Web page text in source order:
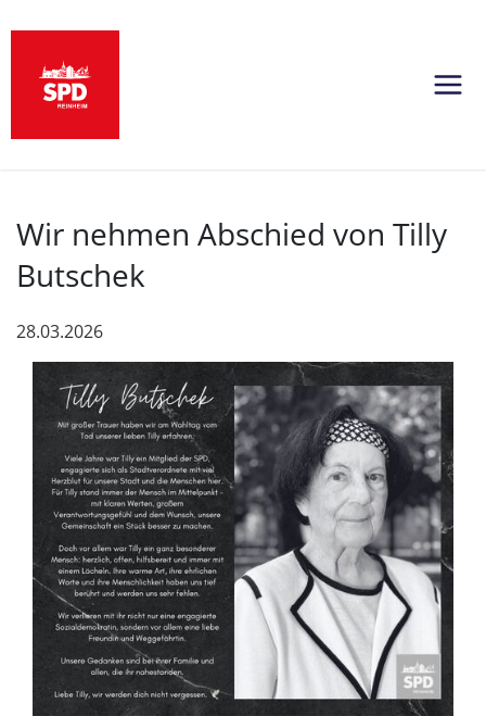
Wir nehmen Abschied von Tilly
Butschek
28.03.2026